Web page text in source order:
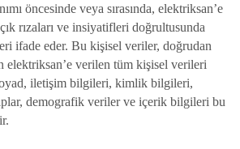
öncesinde veya sırasında, elektriksan’e
rızaları ve insiyatifleri doğrultusunda
ifade eder. Bu kişisel veriler, doğrudan
elektriksan’e verilen tüm kişisel verileri
iletişim bilgileri, kimlik bilgileri,
demografik veriler ve içerik bilgileri bu